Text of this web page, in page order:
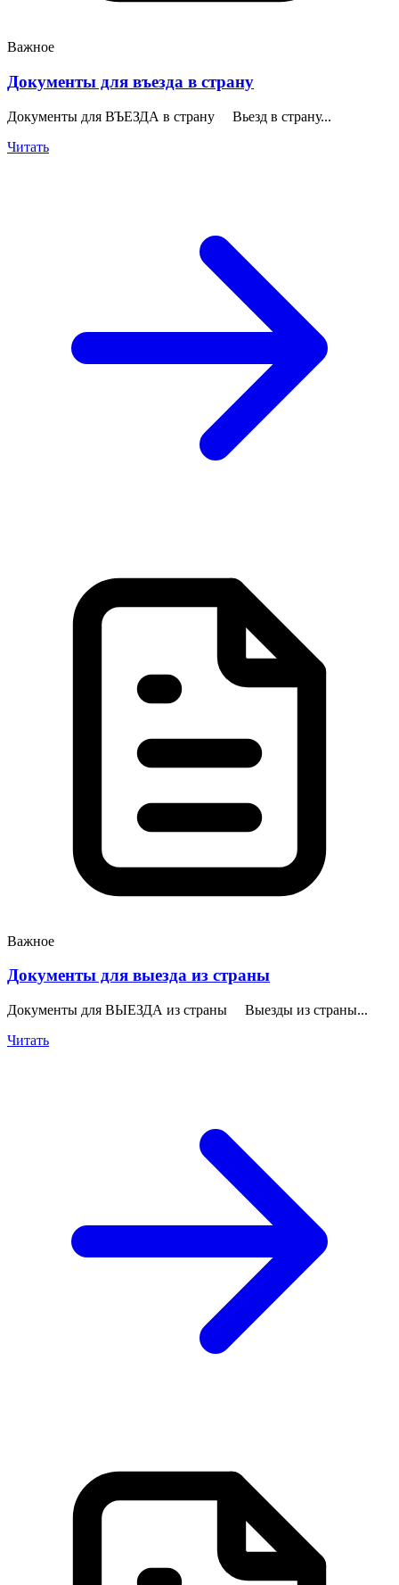
Важное
Документы для въезда в страну
Документы для ВЪЕЗДА в страну Вьезд в страну...
Читать
Важное
Документы для выезда из страны
Документы для ВЫЕЗДА из страны Выезды из страны...
Читать